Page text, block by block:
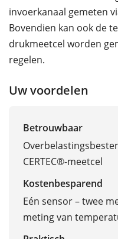
invoerkanaal gemeten
Bovendien kan ook de
drukmeetcel worden
regelen.
Uw voordelen
Betrouwbaar
CERTEC®-meetcel
Kostenbesparend
Eén sensor – twee
meting van